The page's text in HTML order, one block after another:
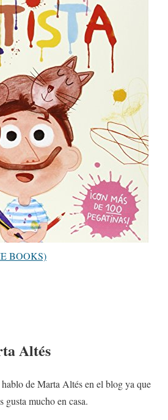
BOOKS)
Altés
de Marta Altés en el blog ya que
gusta mucho en casa.